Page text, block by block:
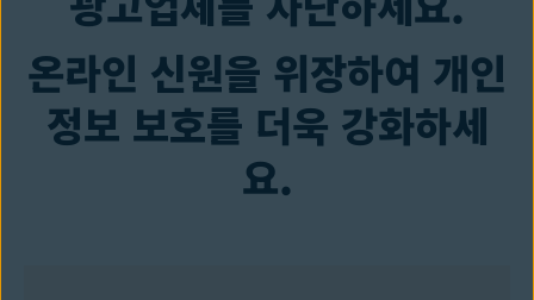
온라인 신원을 위장하여 개인
정보 보호를 더욱 강화하세
요.